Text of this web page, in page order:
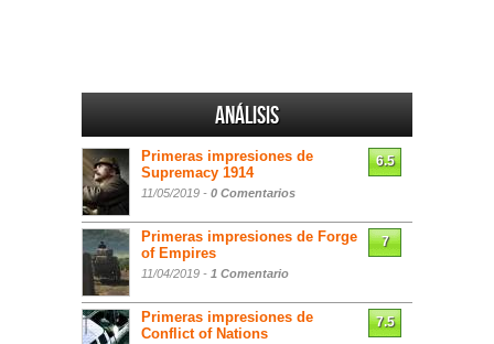
Análisis
Primeras impresiones de
Supremacy 1914
11/05/2019 - 0 Comentarios
6.5
Primeras impresiones de Forge
of Empires
11/04/2019 - 1 Comentario
7
Primeras impresiones de
Conflict of Nations
7.5